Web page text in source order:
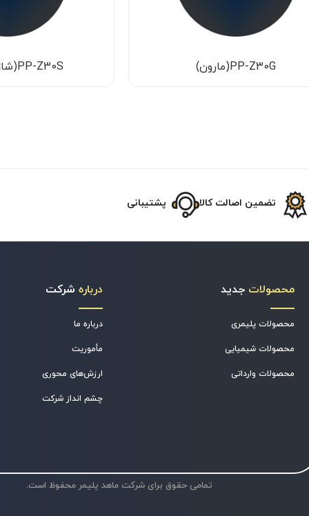
PP-Z30G(مارون) PP-Z30S(شازند، مارون)
تضمین اصالت کالا پشتیبانی
محصولات جدید
محصولات پلیمری
محصولات شیمیایی
محصولات وارداتی
درباره شرکت
درباره ما
مأموریت
ارزش‌های محوری
چشم انداز شرکت
تمامی حقوق برای شرکت ماهد پلیمر محفوظ است.